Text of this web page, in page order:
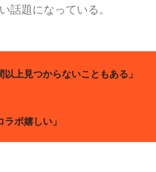
話題になっている。
以上見つからないこともある」
ボ嬉しい」